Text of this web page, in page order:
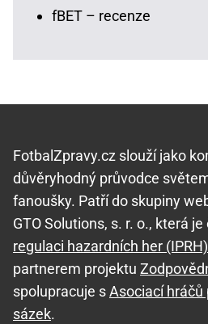
fBET – recenze
FotbalZpravy.cz slouží jako
důvěryhodný průvodce
fanoušky. Patří do skupiny
GTO Solutions, s. r. o., která
regulaci hazardních her (IPRH)
partnerem projektu
spolupracuje sAsociací hráčů
sázek.